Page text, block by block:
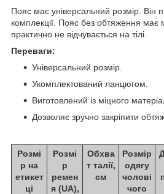
Пояс має універсальний розмір. Він
комплекції. Пояс без обтяження має
практично не відчувається на тілі.
Переваги:
Універсальний розмір.
Укомплектований ланцюгом.
Виготовлений із міцного
Дозволяє зручно закріпити
Розмі
р на
етикет
ці
Розмі
р
ремен
я (UA),
Обхва
т талії,
см
Розмір
одягу
чолові
чого